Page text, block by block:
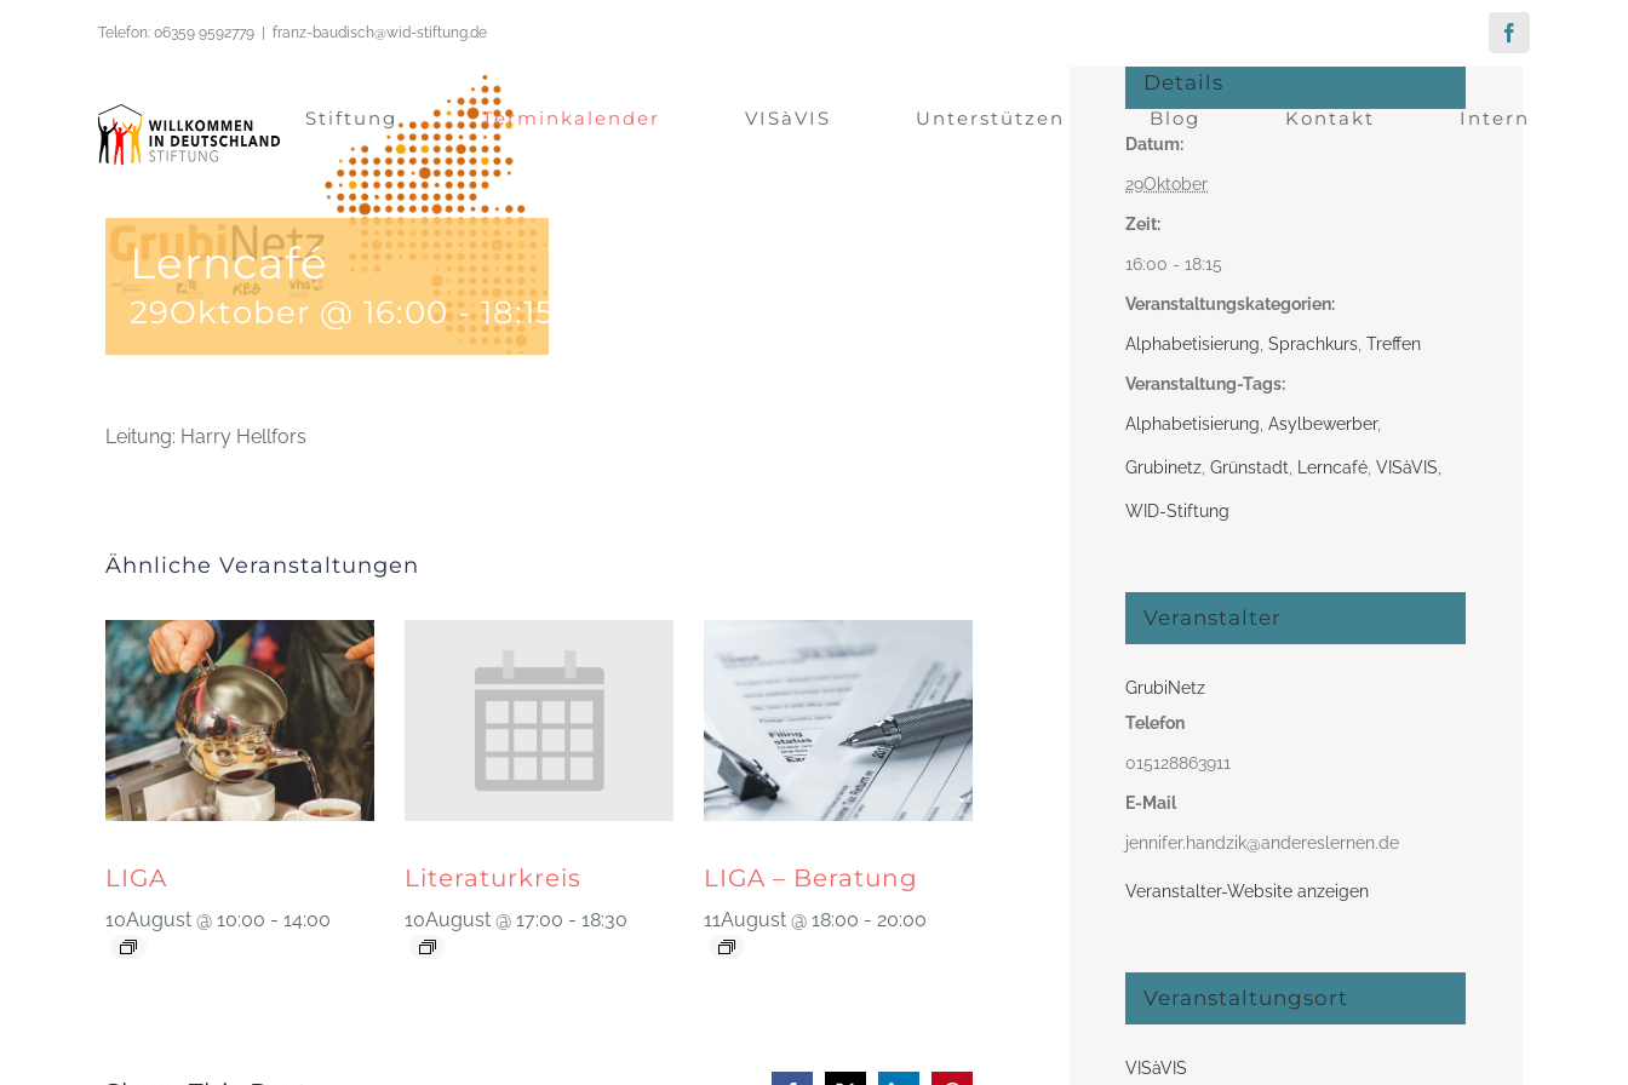
Telefon: 06359 9592779 franz-baudisch@wid-stiftung.de Facebook
Stiftung Terminkalender VISàVIS Unterstützen Blog Kontakt Intern
Veranstaltungsserie:Lerncafé
Lerncafé
29Oktober @ 16:00-18:15
Leitung: Harry Hellfors
Ähnliche Veranstaltungen
LIGA
10August @ 10:00 - 14:00
Literaturkreis
10August @ 17:00 - 18:30
LIGA – Beratung
11August @ 18:00 - 20:00
Details
Datum:
29Oktober
Zeit:
16:00 - 18:15
Veranstaltungskategorien:
Alphabetisierung ,Sprachkurs ,Treffen
Veranstaltung-Tags:
Alphabetisierung ,Asylbewerber,
Grubinetz ,Grünstadt Lerncafé ,VISàVIS
WID-Stiftung
Veranstalter
GrubiNetz
Telefon
015128863911
E-Mail
jennifer.handzik@andereslernen.de
Veranstalter-Website anzeigen
Veranstaltungsort
VISàVIS